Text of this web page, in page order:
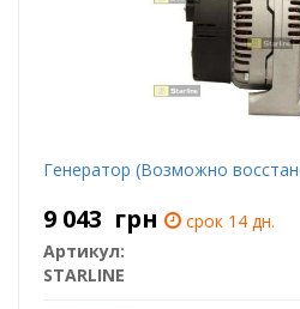
Генератор (Возможно
9 043 грн
срок 14 дн.
Артикул:
STARLINE